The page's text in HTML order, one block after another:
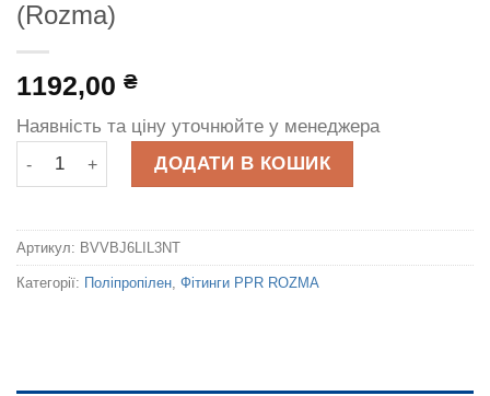
(Rozma)
1192,00 ₴
Наявність та ціну уточнюйте у менеджера
Трійник перехідний ПП ∅90х75x90 (Rozma) кількість
ДОДАТИ В КОШИК
Артикул: BVVBJ6LIL3NT
Категорії: Поліпропілен Фітинги PPR ROZMA